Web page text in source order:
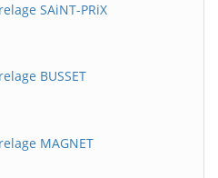
SAiNT-PRiX
BUSSET
MAGNET